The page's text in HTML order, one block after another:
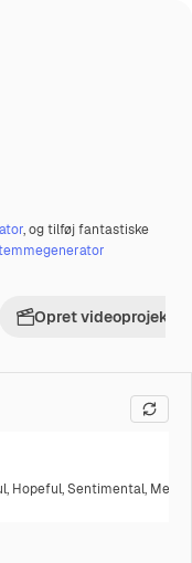
, og tilføj fantastiske
Opret videoprojekt
, Hopeful,Sentimental,